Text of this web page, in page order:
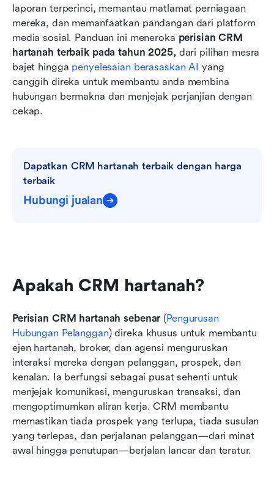
laporan terperinci, memantau matlamat perniagaan
mereka, dan memanfaatkan pandangan dari platform
media sosial. Panduan ini meneroka perisian CRM
hartanah terbaik pada tahun 2025, dari pilihan mesra
bajet hingga penyelesaian berasaskan AI yang
canggih direka untuk membantu anda membina
hubungan bermakna dan menjejak perjanjian dengan
cekap.
Dapatkan CRM hartanah terbaik dengan harga
terbaik
Hubungi jualan
Apakah CRM hartanah?
Perisian CRM hartanah sebenar (Pengurusan
Hubungan Pelanggan) direka khusus untuk membantu
ejen hartanah, broker, dan agensi menguruskan
interaksi mereka dengan pelanggan, prospek, dan
kenalan. Ia berfungsi sebagai pusat sehenti untuk
menjejak komunikasi, menguruskan transaksi, dan
mengoptimumkan aliran kerja. CRM membantu
memastikan tiada prospek yang terlupa, tiada susulan
yang terlepas, dan perjalanan pelanggan—dari minat
awal hingga penutupan—berjalan lancar dan teratur.